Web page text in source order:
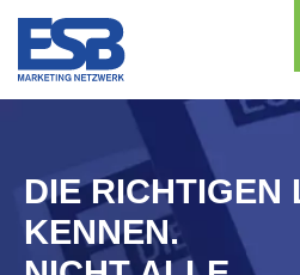
DIE RICHTIGEN
KENNEN.